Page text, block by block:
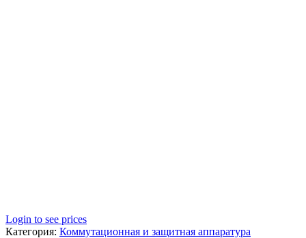
Login to see prices
Категория: Коммутационная и защитная аппаратура